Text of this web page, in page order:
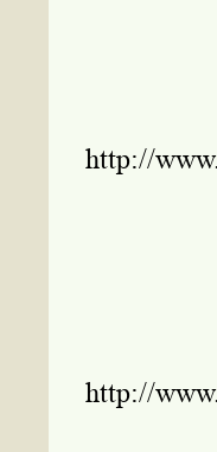
http://
http://